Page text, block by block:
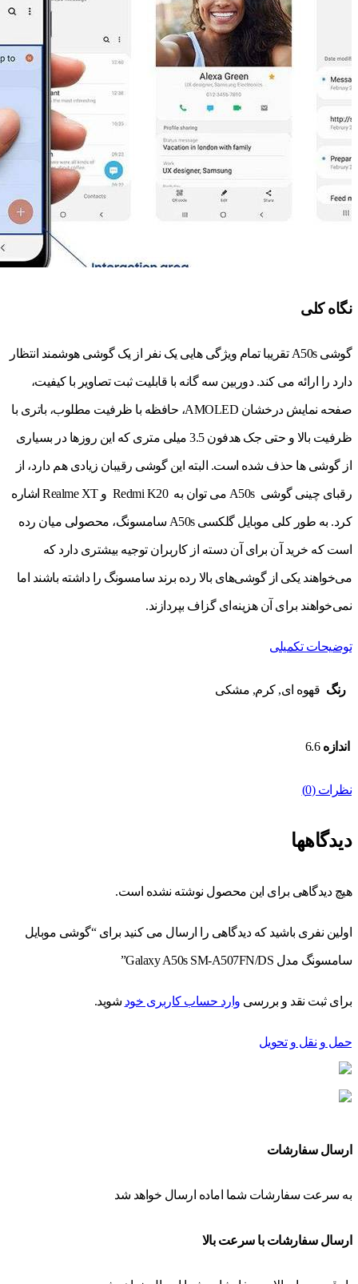
نگاه کلی
گوشی A50s تقریبا تمام ویژگی هایی یک نفر از یک گوشی هوشمند انتظار
دارد را ارائه می کند. دوربین سه گانه با قابلیت ثبت تصاویر با کیفیت،
صفحه نمایش درخشان AMOLED، حافظه با ظرفیت مطلوب، باتری با
ظرفیت بالا و حتی جک هدفون 3.5 میلی متری که این روزها در بسیاری
از گوشی ها حذف شده است. البته این گوشی رقیبان زیادی هم دارد، از
رقبای چینی گوشی A50s می توان به Redmi K20 و Realme XT اشاره
کرد. به طور کلی موبایل گلکسی A50s سامسونگ، محصولی میان رده
است که خرید آن برای آن دسته از کاربران توجیه بیشتری دارد که
می‌خواهند یکی از گوشی‌های بالا رده برند سامسونگ را داشته باشند اما
نمی‌خواهند برای آن هزینه‌ای گزاف بپردازند.
توضیحات تکمیلی
رنگ قهوه ای, کرم, مشکی
اندازه 6.6
نظرات (0)
دیدگاهها
هیچ دیدگاهی برای این محصول نوشته نشده است.
اولین نفری باشید که دیدگاهی را ارسال می کنید برای “گوشی موبایل
سامسونگ مدل Galaxy A50s SM-A507FN/DS”
برای ثبت نقد و بررسی وارد حساب کاربری خود شوید.
حمل و نقل و تحویل
ارسال سفارشات
به سرعت سفارشات شما اماده ارسال خواهد شد
ارسال سفارشات با سرعت بالا